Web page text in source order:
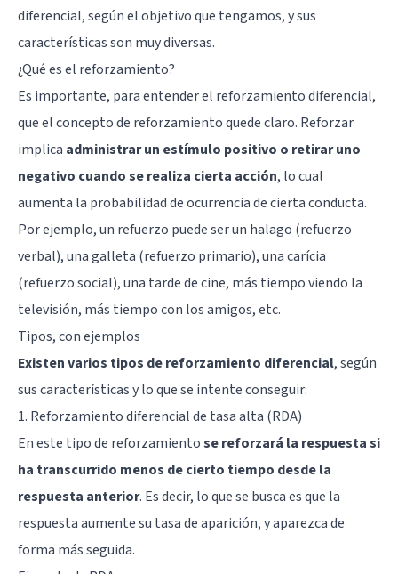
diferencial, según el objetivo que tengamos, y sus
características son muy diversas.
¿Qué es el reforzamiento?
Es importante, para entender el reforzamiento diferencial,
que el concepto de reforzamiento quede claro. Reforzar
implica administrar un estímulo positivo o retirar uno
negativo cuando se realiza cierta acción, lo cual
aumenta la probabilidad de ocurrencia de cierta conducta.
Por ejemplo, un refuerzo puede ser un halago (refuerzo
verbal), una galleta (refuerzo primario), una carícia
(refuerzo social), una tarde de cine, más tiempo viendo la
televisión, más tiempo con los amigos, etc.
Tipos, con ejemplos
Existen varios tipos de reforzamiento diferencial, según
sus características y lo que se intente conseguir:
1. Reforzamiento diferencial de tasa alta (RDA)
En este tipo de reforzamientose reforzará la respuesta si
ha transcurrido menos de cierto tiempo desde la
respuesta anterior. Es decir, lo que se busca es que la
respuesta aumente su tasa de aparición, y aparezca de
forma más seguida.